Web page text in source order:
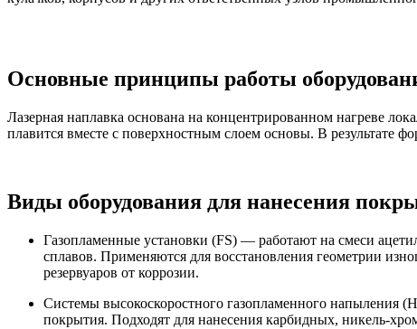
Основные принципы работы
Лазерная наплавка основана на концентрированном нагреве
плавится вместе с поверхностным слоем основы. В результате
Виды оборудования для нанесения
Газопламенные установки (FS) — работают на смеси
сплавов. Применяются для восстановления геометрии
резервуаров от коррозии.
Системы высокоскоростного газопламенного напыления
покрытия. Подходят для нанесения карбидных, никель-